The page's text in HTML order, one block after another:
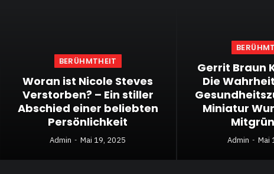
BERÜHMTHEIT
Woran ist Nicole Steves
Verstorben? – Ein stiller
Abschied einer beliebten
Persönlichkeit
Admin Mai 19, 2025
Gerrit Braun
Die
Miniatur
Admin Mai